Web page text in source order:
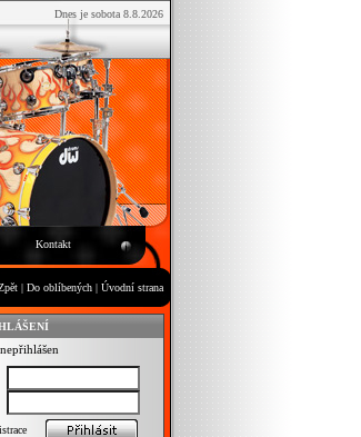
Dnes je sobota 8.8.2026
Kontakt
| Do oblíbených | Úvodní strana
nepřihlášen